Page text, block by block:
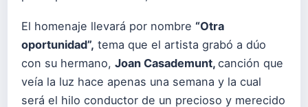
El homenaje llevará por nombre “Otra
oportunidad”, tema que el artista grabó a dúo
con su hermano, Joan Casademunt, canción que
veía la luz hace apenas una semana y la cual
será el hilo conductor de un precioso y merecido